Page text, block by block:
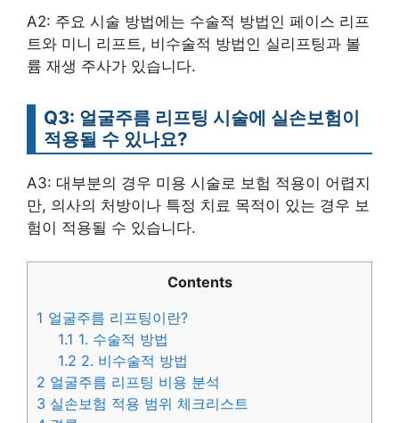
A2: 주요 시술 방법에는 수술적 방법인 페이스 리프
트와 미니 리프트, 비수술적 방법인 실리프팅과 볼
륨 재생 주사가 있습니다.
Q3: 얼굴주름 리프팅 시술에 실손보험이
적용될 수 있나요?
A3: 대부분의 경우 미용 시술로 보험 적용이 어렵지
만, 의사의 처방이나 특정 치료 목적이 있는 경우 보
험이 적용될 수 있습니다.
Contents
1 얼굴주름 리프팅이란?
1.1 1. 수술적 방법
1.2 2. 비수술적 방법
2 얼굴주름 리프팅 비용 분석
3 실손보험 적용 범위 체크리스트